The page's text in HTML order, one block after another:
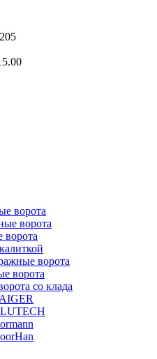
ворота
ворота
ворота
ворота
ворота
со клада